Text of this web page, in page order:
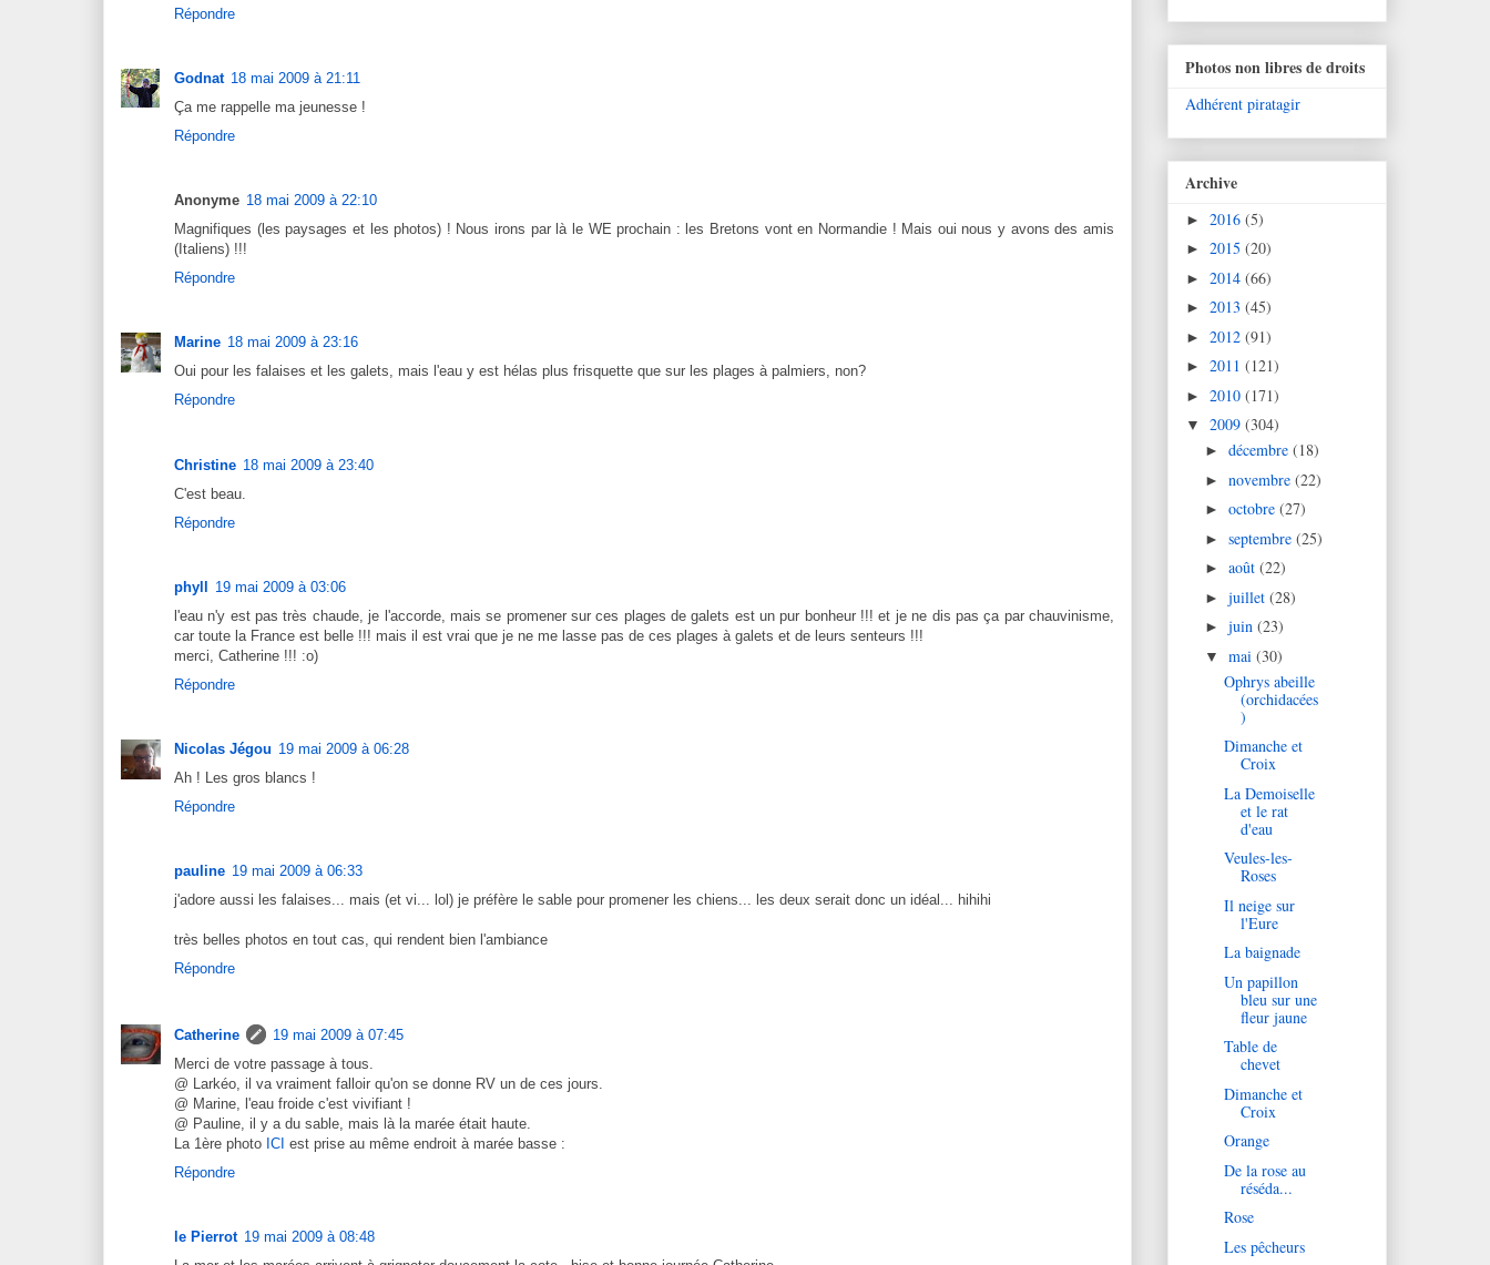
Répondre
Godnat 18 mai 2009 à 21:11
Ça me rappelle ma jeunesse !
Répondre
Anonyme 18 mai 2009 à 22:10
Magnifiques (les paysages et les photos) ! Nous irons par là le WE prochain : les Bretons vont en Normandie ! Mais oui nous y avons des amis
(Italiens) !!!
Répondre
Marine 18 mai 2009 à 23:16
Oui pour les falaises et les galets, mais l'eau y est hélas plus frisquette que sur les plages à palmiers, non?
Répondre
Christine 18 mai 2009 à 23:40
C'est beau.
Répondre
phyll
19 mai 2009 à 03:06
l'eau n'y est pas très chaude, je l'accorde, mais se promener sur ces plages de galets est un pur bonheur !!! et je ne dis pas ça par chauvinisme,
car toute la France est belle !!! mais il est vrai que je ne me lasse pas de ces plages à galets et de leurs senteurs !!!
merci, Catherine !!! :o)
Répondre
Nicolas Jégou 19 mai 2009 à 06:28
Ah ! Les gros blancs !
Répondre
pauline 19 mai 2009 à 06:33
j'adore aussi les falaises... mais (et vi... lol) je préfère le sable pour promener les chiens... les deux serait donc un idéal... hihihi
très belles photos en tout cas, qui rendent bien l'ambiance
Répondre
Catherine
19 mai 2009 à 07:45
Merci de votre passage à tous.
@ Larkéo, il va vraiment falloir qu'on se donne RV un de ces jours.
@ Marine, l'eau froide c'est vivifiant !
@ Pauline, il y a du sable, mais là la marée était haute.
La 1ère photo ICI est prise au même endroit à marée basse :
Répondre
le Pierrot 19 mai 2009 à 08:48
Photos non libres de droits
Adhérent piratagir
Archive
► 2016 (5)
► 2015 (20)
► 2014 (66)
► 2013 (45)
► 2012 (91)
► 2011 (121)
► 2010 (171)
▼ 2009 (304)
► décembre (18)
► novembre (22)
► octobre (27)
► septembre (25)
► août (22)
► juillet (28)
► juin (23)
▼ mai (30)
Ophrys abeille
(orchidacées
)
Dimanche et
Croix
La Demoiselle
et le rat
d'eau
Veules-les-
Roses
Il neige sur
l'Eure
La baignade
Un papillon
bleu sur une
fleur jaune
Table de
chevet
Dimanche et
Croix
Orange
De la rose au
réséda...
Rose
Les pêcheurs